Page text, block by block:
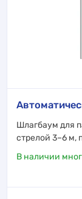
Шлагбаум для
стрелой 3–6 м,
В наличии